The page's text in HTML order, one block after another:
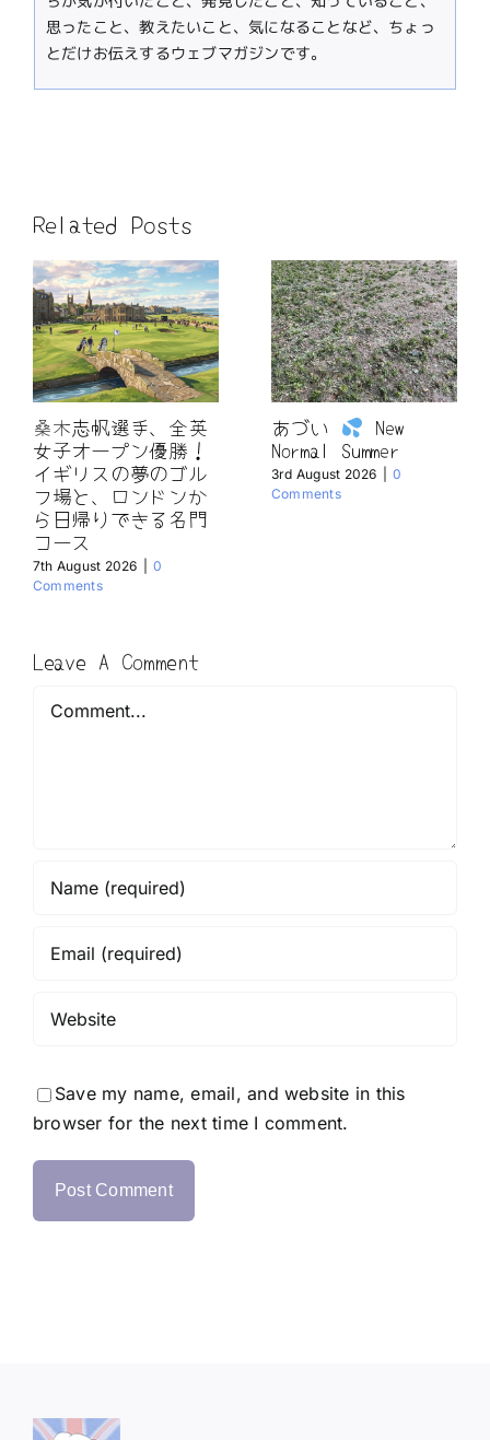
思ったこと、教えたいこと、気になることなど、ちょっ
とだけお伝えするウェブマガジンです。
Related Posts
桑木志帆選手、全英
女子オープン優勝！
イギリスの夢のゴル
フ場と、ロンドンか
ら日帰りできる名門
コース
7th August 2026
0
Comments
あづい
New
Normal Summer
3rd August 2026
0
Comments
Leave A Comment
Save my name, email, and website in this
browser for the next time I comment.